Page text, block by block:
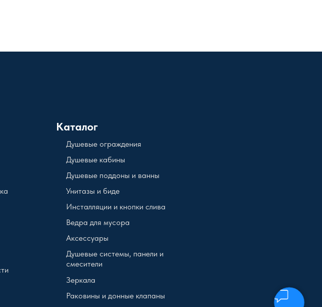
Каталог
Душевые кабины
Душевые поддоны и ванны
Унитазы и биде
Инсталляции и кнопки слива
Ведра для мусора
Аксессуары
Душевые системы, панели и
смесители
Зеркала
Раковины и донные клапаны
Душевые ограждения